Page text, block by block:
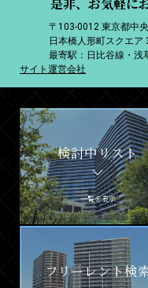
〒103-0012 東京都中
日本橋人形町スクエア
最寄駅：日比谷線・浅
サイト運営会社
検討中リスト
一覧を表示
フリーレント検